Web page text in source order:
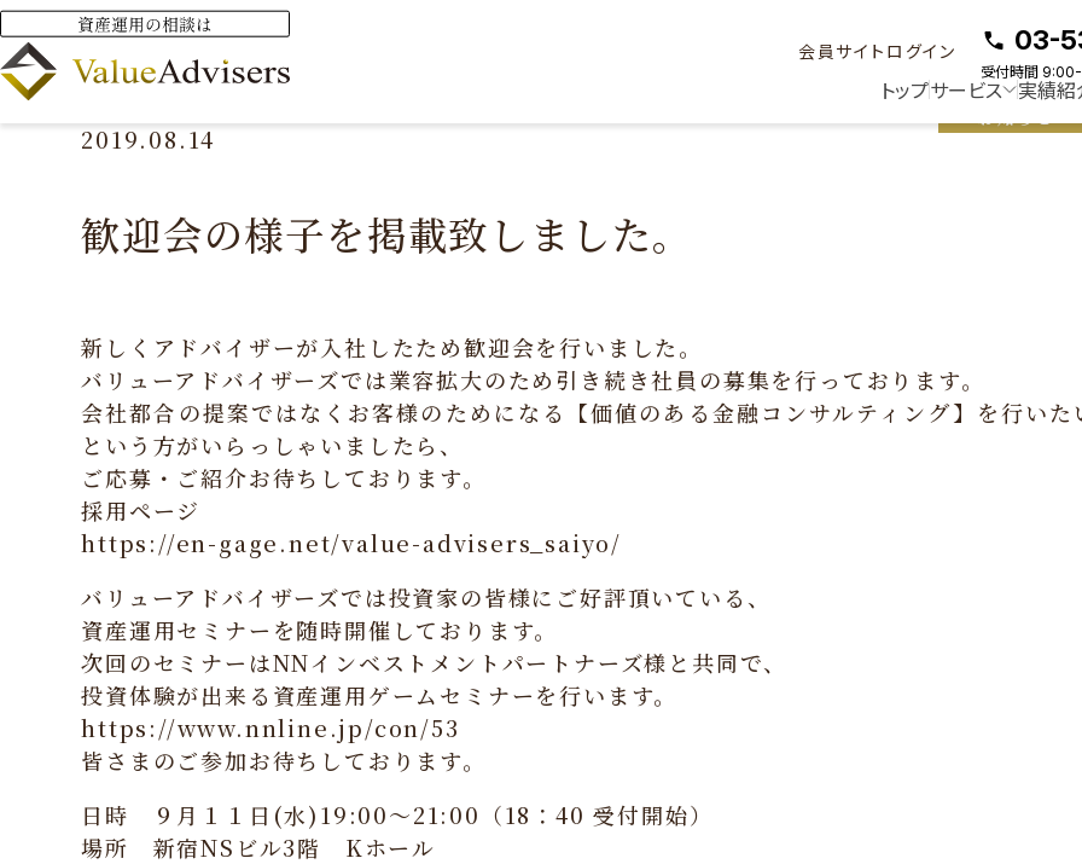
会員サイトログイン 03-
受付時間
トップサービス 実績紹
HOME ニュース
2019.08.14
お知らせ
歓迎会の様子を掲載致しました。
新しくアドバイザーが入社したため歓迎会を行いました。
バリューアドバイザーズでは業容拡大のため引き続き社員の募集を行っております。
会社都合の提案ではなくお客様のためになる【価値のある金融コンサルティング】を行いた
という方がいらっしゃいましたら、
ご応募・ご紹介お待ちしております。
採用ページ
https://en-gage.net/value-advisers_saiyo/
バリューアドバイザーズでは投資家の皆様にご好評頂いている、
資産運用セミナーを随時開催しております。
次回のセミナーはNNインベストメントパートナーズ様と共同で、
投資体験が出来る資産運用ゲームセミナーを行います。
https://www.nnline.jp/con/53
皆さまのご参加お待ちしております。
日時 ９月１１日(水)19:00～21:00（18：40 受付開始）
場所 新宿NSビル3階 Kホール